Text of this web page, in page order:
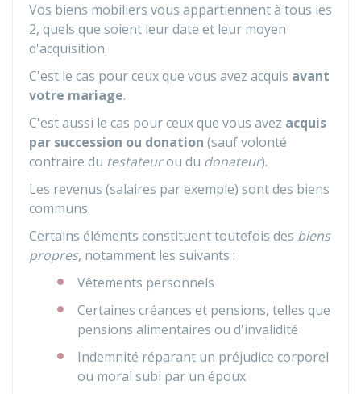
Vos biens mobiliers vous appartiennent à tous les
2, quels que soient leur date et leur moyen
d'acquisition.
C'est le cas pour ceux que vous avez acquis avant
votre mariage.
C'est aussi le cas pour ceux que vous avez acquis
par succession ou donation (sauf volonté
contraire du testateurou du donateur).
Les revenus (salaires par exemple) sont des biens
communs.
Certains éléments constituent toutefois des biens
propres, notamment les suivants :
Vêtements personnels
Certaines créances et pensions, telles que
pensions alimentaires ou d'invalidité
Indemnité réparant un préjudice corporel
ou moral subi par un époux